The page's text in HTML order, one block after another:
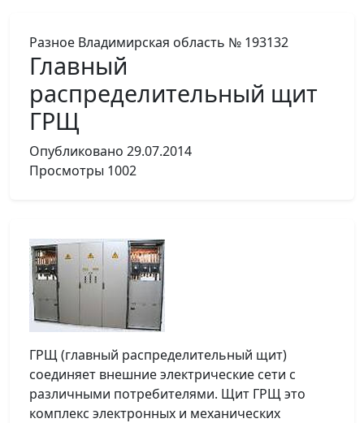
Разное Владимирская область № 193132
Главный
распределительный щит
ГРЩ
Опубликовано 29.07.2014
Просмотры 1002
ГРЩ (главный распределительный щит)
соединяет внешние электрические сети с
различными потребителями. Щит ГРЩ это
комплекс электронных и механических